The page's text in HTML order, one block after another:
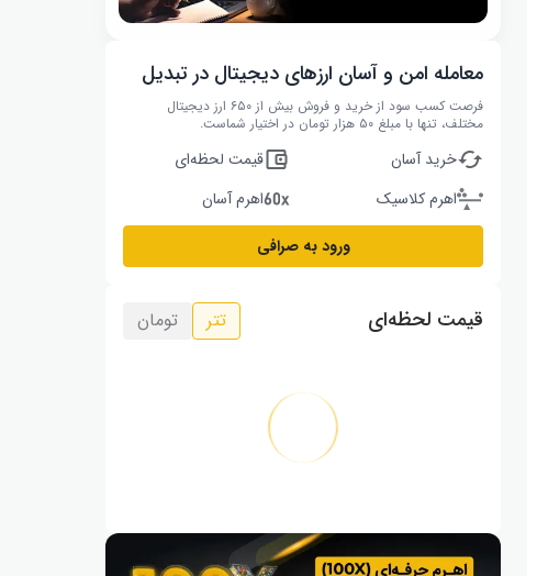
معامله امن و آسان ارزهای دیجیتال در تبدیل
فرصت کسب سود از خرید و فروش بیش از ۶۵۰ ارز دیجیتال
مختلف، تنها با مبلغ ۵۰ هزار تومان در اختیار شماست.
خرید آسان
قیمت لحظه‌ای
اهرم کلاسیک
اهرم آسان
ورود به صرافی
قیمت لحظه‌ای تتر تومان